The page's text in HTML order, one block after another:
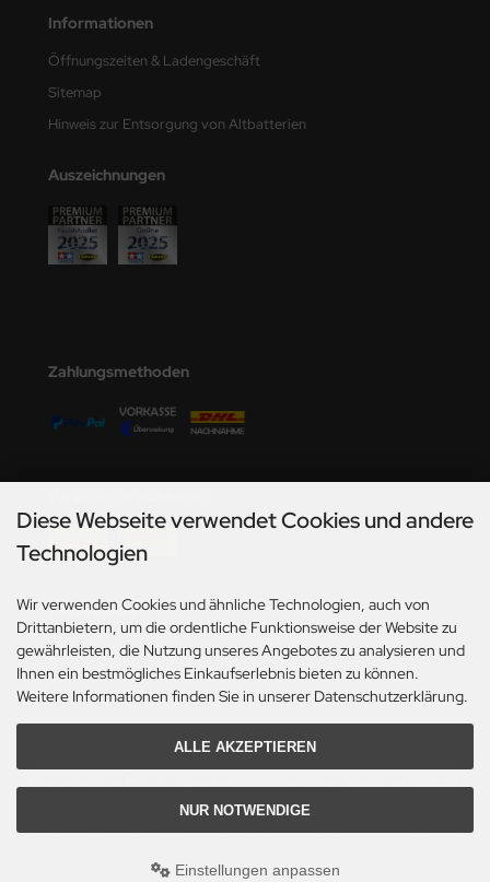
Informationen
Öffnungszeiten & Ladengeschäft
Sitemap
Hinweis zur Entsorgung von Altbatterien
Auszeichnungen
Zahlungsmethoden
Social Media
Alle Preise inkl. gesetzl. MwSt. zzgl.Versandkosten. Die durchgestrichenen Preise
Axels Modellbau Shop © 2026 | Template based on modified eCommerce Shopsoftware
Diese Webseite verwendet Cookies und andere
Technologien
Wir verwenden Cookies und ähnliche Technologien, auch von
Drittanbietern, um die ordentliche Funktionsweise der Website zu
gewährleisten, die Nutzung unseres Angebotes zu analysieren und
Ihnen ein bestmögliches Einkaufserlebnis bieten zu können.
Weitere Informationen finden Sie in unserer Datenschutzerklärung.
ALLE AKZEPTIEREN
NUR NOTWENDIGE
Einstellungen anpassen